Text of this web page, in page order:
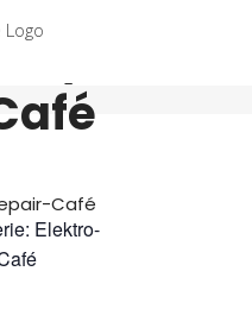
/
Café
Elektro-